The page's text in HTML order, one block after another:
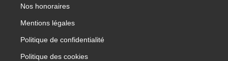
Nos honoraires
Mentions légales
Politique de confidentialité
Politique des cookies